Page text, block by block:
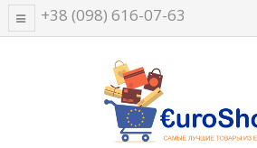
+38 (098) 616-07-63